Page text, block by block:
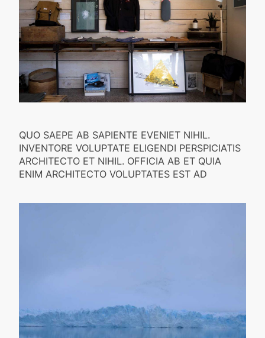
QUO SAEPE AB SAPIENTE EVENIET NIHIL.
INVENTORE VOLUPTATE ELIGENDI PERSPICIATIS
ARCHITECTO ET NIHIL. OFFICIA AB ET QUIA
ENIM ARCHITECTO VOLUPTATES EST AD